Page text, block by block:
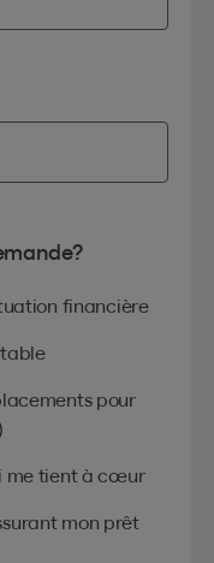
financière
pour
me tient à cœur
mon prêt